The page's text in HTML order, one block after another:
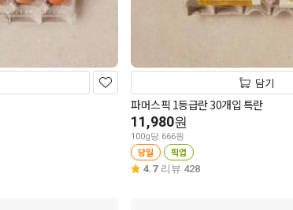
담기
파머스픽 1등급란 30개입 특란
11,980원
100g당 666원
당일 픽업
4.7 리뷰 428